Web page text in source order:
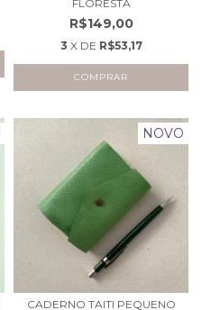
FLORESTA
R$149,00
3 X DE R$53,17
NOVO
CADERNO TAITI PEQUENO